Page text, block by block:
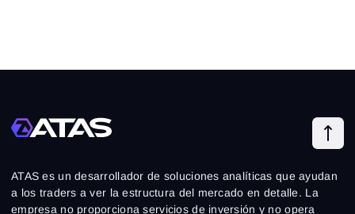
ATAS es un desarrollador de soluciones analíticas que ayudan
a los traders a ver la estructura del mercado en detalle. La
empresa no proporciona servicios de inversión y no opera